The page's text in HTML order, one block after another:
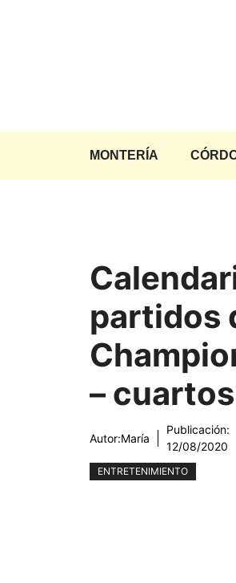
MONTERÍA
partidos
–
Autor:María
Publicación:
12/08/2020
ENTRETENIMIENTO